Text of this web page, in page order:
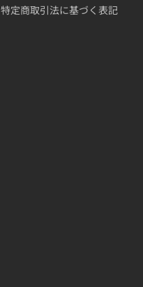
特定商取引法に基づく表記